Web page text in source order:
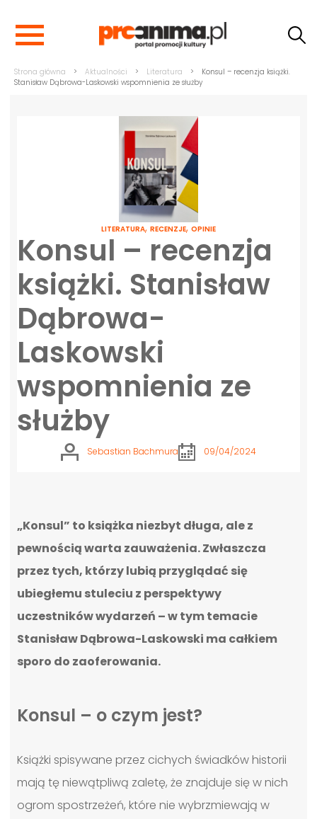
Strona główna > Aktualności > Literatura >
Konsul – recenzja książki.
Stanisław Dąbrowa-Laskowski wspomnienia ze służby
LITERATURA,RECENZJE,OPINIE
Konsul – recenzja
książki. Stanisław
Dąbrowa-
Laskowski
wspomnienia ze
służby
Sebastian Bachmura 09/04/2024
„Konsul” to książka niezbyt długa, ale z
pewnością warta zauważenia. Zwłaszcza
przez tych, którzy lubią przyglądać się
ubiegłemu stuleciu z perspektywy
uczestników wydarzeń – w tym temacie
Stanisław Dąbrowa-Laskowski ma całkiem
sporo do zaoferowania.
Konsul – o czym jest?
Książki spisywane przez cichych świadków historii
mają tę niewątpliwą zaletę, że znajduje się w nich
ogrom spostrzeżeń, które nie wybrzmiewają w